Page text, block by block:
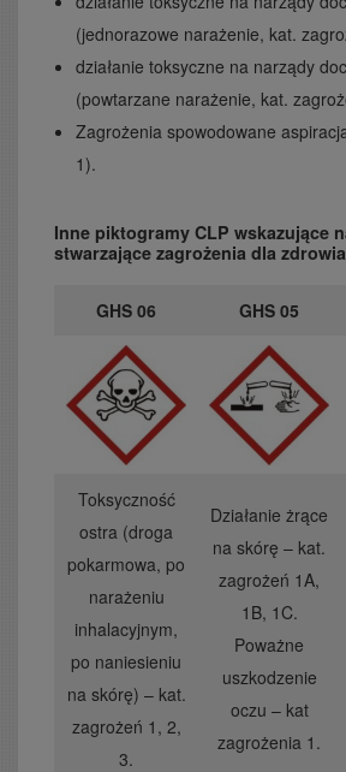
(jednorazowe narażenie, kat.
działanie toksyczne na narządy
(powtarzane narażenie, kat.
Zagrożenia spowodowane
1).
Inne piktogramy CLP wskazujące
stwarzające zagrożenia dla zdrowia
GHS 06 GHS 05
Toksyczność
ostra (droga
pokarmowa, po
narażeniu
inhalacyjnym,
po naniesieniu
na skórę) – kat.
zagrożeń 1, 2,
3.
Działanie żrące
na skórę – kat.
zagrożeń 1A,
1B, 1C.
Poważne
uszkodzenie
oczu – kat
zagrożenia 1.